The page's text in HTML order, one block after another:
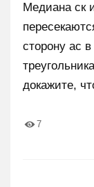
Медиана ск
сторону ас
докажите,
7